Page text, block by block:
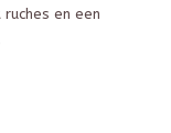
en een